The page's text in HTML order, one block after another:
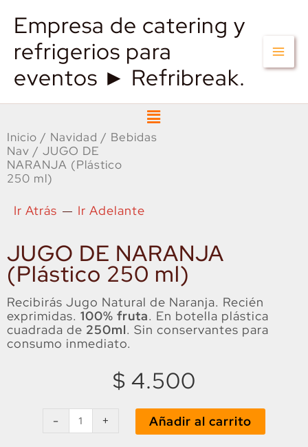
Empresa de catering y
refrigerios para
eventos ► Refribreak.
Menú
Inicio / Navidad / Bebidas
Nav / JUGO DE
NARANJA (Plástico
250 ml)
Ir Atrás Ir Adelante
JUGO DE NARANJA
(Plástico 250 ml)
Recibirás Jugo Natural de Naranja. Recién
exprimidas. 100% fruta. En botella plástica
cuadrada de 250ml. Sin conservantes para
consumo inmediato.
$ 4.500
-
NARANJA+ Añadir al carrito